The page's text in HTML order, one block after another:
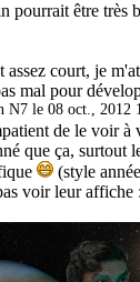
pourrait être très
assez court, je
mal pour
N7 le 08 oct., 2012
de le voir à
que ça, surtout
(style
voir leur affiche :